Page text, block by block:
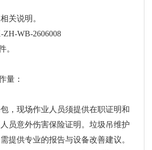
关说明。
ZH-WB-2606008
。
量：
，现场作业人员须提供在职证明和
员意外伤害保险证明。垃圾吊维护
提供专业的报告与设备改善建议。